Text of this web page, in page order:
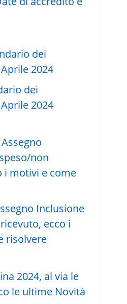
dei
2024
Inclusione
ecco i
risolvere